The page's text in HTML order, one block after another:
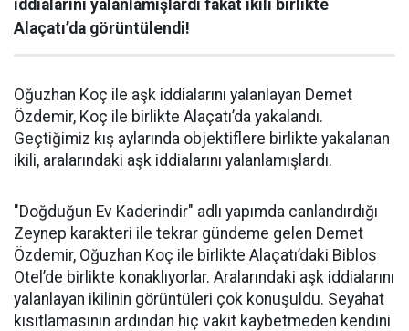
iddialarını yalanlamışlardı fakat ikili birlikte
Alaçatı’da görüntülendi!
Oğuzhan Koç ile aşk iddialarını yalanlayan Demet
Özdemir, Koç ile birlikte Alaçatı’da yakalandı.
Geçtiğimiz kış aylarında objektiflere birlikte yakalanan
ikili, aralarındaki aşk iddialarını yalanlamışlardı.
"Doğduğun Ev Kaderindir" adlı yapımda canlandırdığı
Zeynep karakteri ile tekrar gündeme gelen Demet
Özdemir, Oğuzhan Koç ile birlikte Alaçatı’daki Biblos
Otel’de birlikte konaklıyorlar. Aralarındaki aşk iddialarını
yalanlayan ikilinin görüntüleri çok konuşuldu. Seyahat
kısıtlamasının ardından hiç vakit kaybetmeden kendini